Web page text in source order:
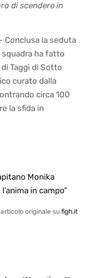
di scendere in
Conclusa la seduta
ha fatto
Taggì di Sotto
curato dalla
circa 100
la sfida in
Monika
in campo”
articolo originale sufigh.it